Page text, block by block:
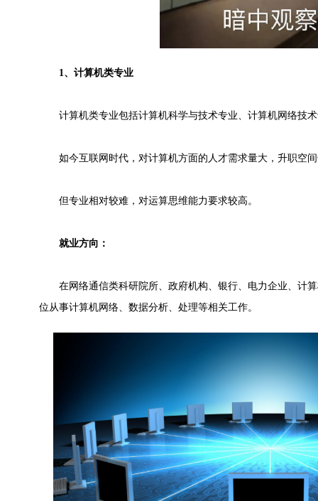
1、计算机类专业
计算机类专业包括计算机科学与技术专业、计算机网络技术
如今互联网时代，对计算机方面的人才需求量大，升职空间
但专业相对较难，对运算思维能力要求较高。
就业方向：
在网络通信类科研院所、政府机构、银行、电力企业、计算
位从事计算机网络、数据分析、处理等相关工作。